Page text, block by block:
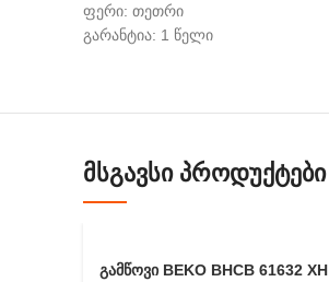
ფერი: თეთრი
გარანტია: 1 წელი
ᲛᲡᲒᲐᲕᲡᲘ ᲞᲠᲝᲓᲣᲥᲢᲔᲑᲘ
გამწოვი BEKO BHCB 61632 XH